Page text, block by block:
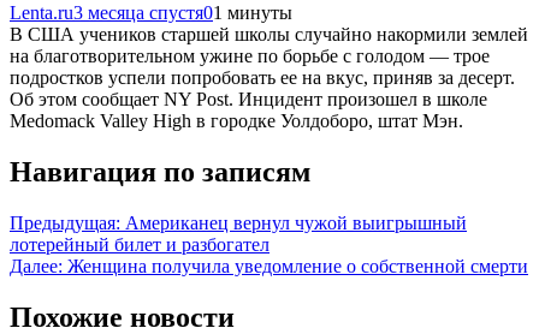
Lenta.ru3 месяца спустя01 минуты
В США учеников старшей школы случайно накормили землей
на благотворительном ужине по борьбе с голодом — трое
подростков успели попробовать ее на вкус, приняв за десерт.
Об этом сообщает NY Post. Инцидент произошел в школе
Medomack Valley High в городке Уолдоборо, штат Мэн.
Навигация по записям
Предыдущая: Американец вернул чужой выигрышный
лотерейный билет и разбогател
Далее: Женщина получила уведомление о собственной смерти
Похожие новости